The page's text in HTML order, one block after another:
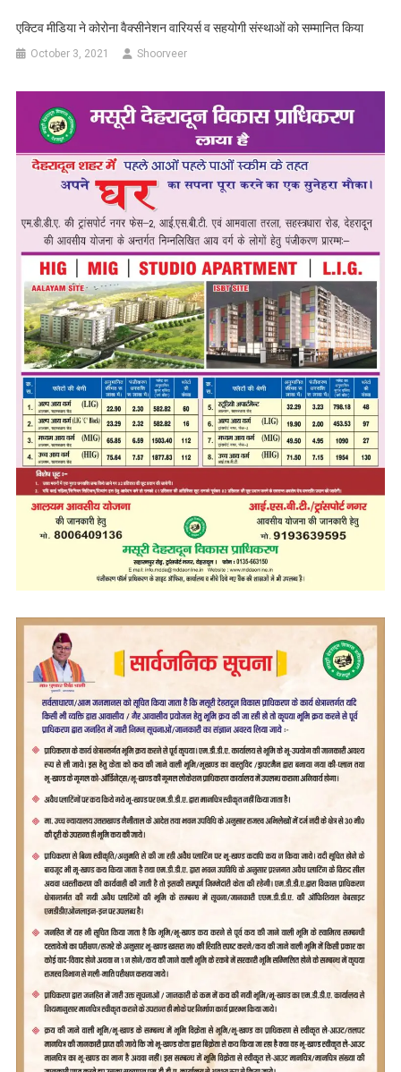
एक्टिव मीडिया ने कोरोना वैक्सीनेशन वारियर्स व सहयोगी संस्थाओं को सम्मानित किया
October 3, 2021 Shoorveer